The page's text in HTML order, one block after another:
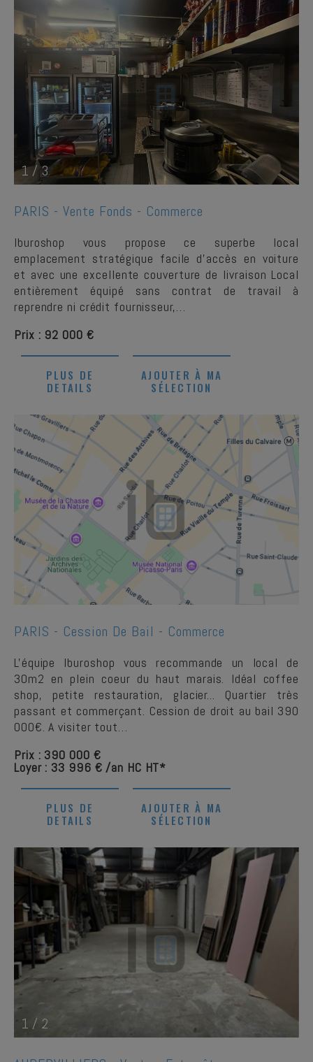
1/3
PARIS - Vente Fonds - Commerce
Iburoshop vous propose ce superbe local
emplacement stratégique facile d’accès en voiture
et avec une excellente couverture de livraison Local
entièrement équipé sans contrat de travail à
reprendre ni crédit fournisseur,…
Prix : 92 000 €
PLUS DE
DETAILS
AJOUTER À MA
SÉLECTION
1/ 1
PARIS - Cession De Bail - Commerce
L'équipe Iburoshop vous recommande un local de
30m2 en plein coeur du haut marais. Idéal coffee
shop, petite restauration, glacier... Quartier très
passant et commerçant. Cession de droit au bail 390
000€. A visiter tout…
Prix : 390 000 €
Loyer : 33 996 € /an HC HT*
PLUS DE
DETAILS
AJOUTER À MA
SÉLECTION
1 / 2